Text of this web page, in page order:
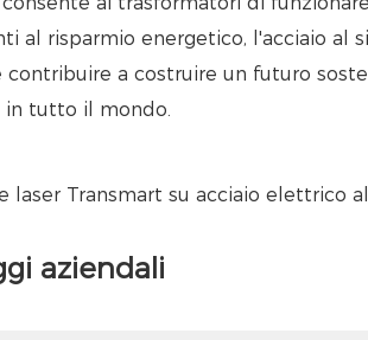
al risparmio energetico, l'acciaio
a costruire un futuro
tutto il mondo.
aziendali